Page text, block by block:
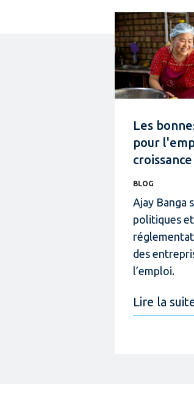
Les
pour
croissance
BLOG
Ajay Banga
politiques
des
l’emploi.
Lire la